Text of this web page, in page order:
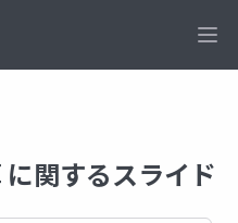
関するスライド